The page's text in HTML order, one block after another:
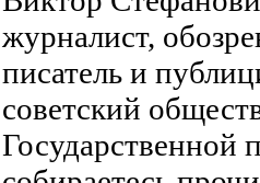
журналист,
писатель и
советский